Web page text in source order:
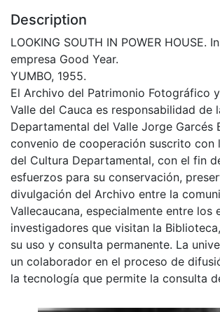
Description
LOOKING SOUTH IN POWER HOUSE.
empresa Good Year.
YUMBO, 1955.
El Archivo del Patrimonio Fotográfico
Valle del Cauca es responsabilidad de
Departamental del Valle Jorge Garcés
convenio de cooperación suscrito con
del Cultura Departamental, con el fin
esfuerzos para su conservación,
divulgación del Archivo entre la
Vallecaucana, especialmente entre los
investigadores que visitan la
su uso y consulta permanente. La
un colaborador en el proceso de
la tecnología que permite la consulta